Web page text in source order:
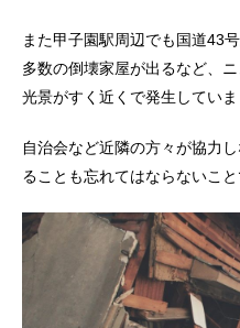
また甲子園駅周辺でも国道43
多数の倒壊家屋が出るなど、
光景がすく近くで発生していま
自治会など近隣の方々が協力
ることも忘れてはならないこと